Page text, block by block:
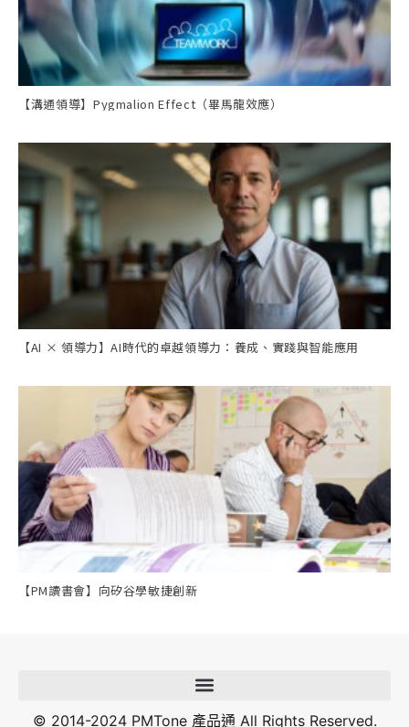
【溝通領導】Pygmalion Effect（畢馬龍效應）
【AI × 領導力】AI時代的卓越領導力：養成、實踐與智能應用
【PM讀書會】向矽谷學敏捷創新
© 2014-2024 PMTone 產品通 All Rights Reserved.